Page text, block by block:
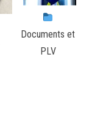
Documents et
PLV